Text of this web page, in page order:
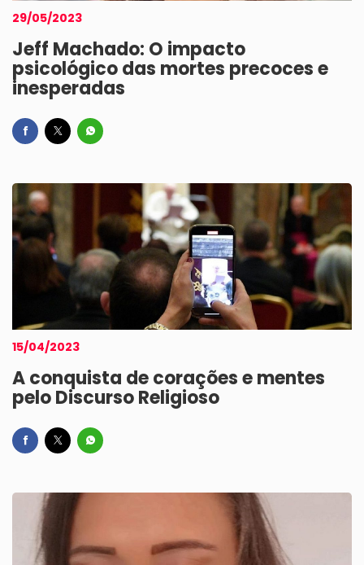
29/05/2023
Jeff Machado: O impacto
psicológico das mortes precoces e
inesperadas
15/04/2023
A conquista de corações e mentes
pelo Discurso Religioso